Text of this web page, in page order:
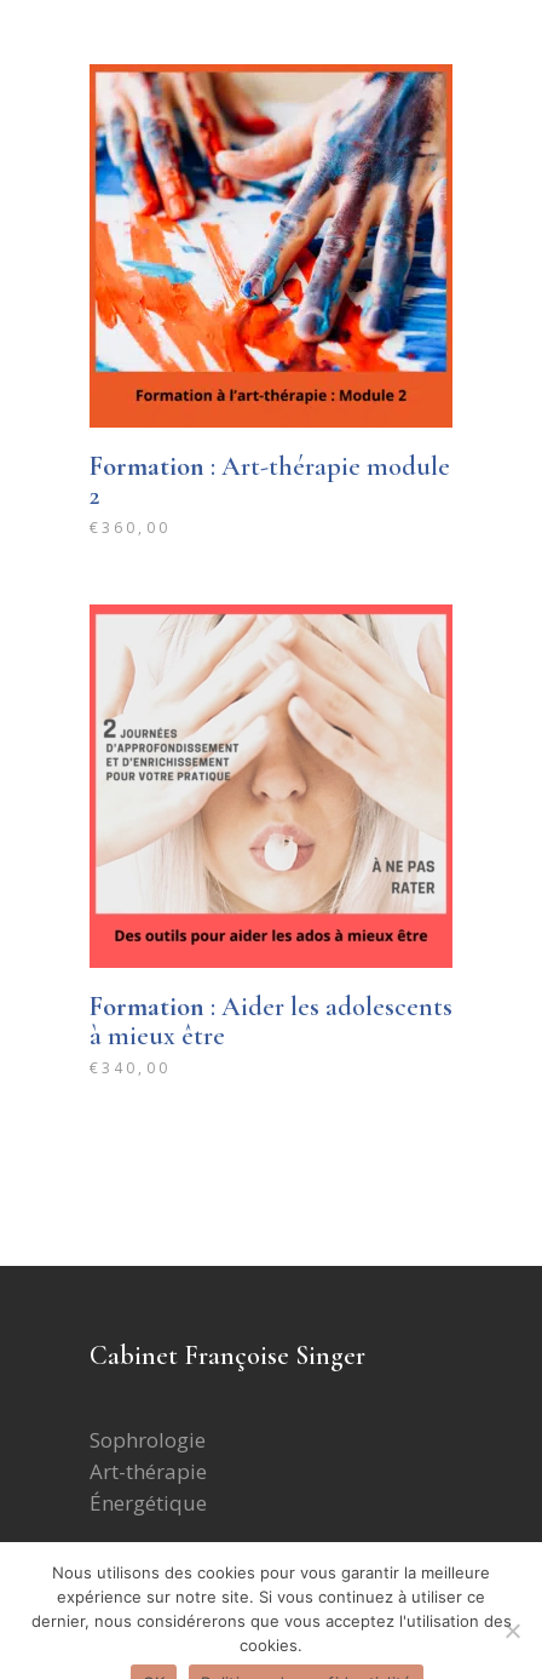
Formation : Art-thérapie module
2
€360,00
Formation : Aider les adolescents
à mieux être
€340,00
Cabinet Françoise Singer
Sophrologie
Art-thérapie
Énergétique
Formations
Aider les adolescents
Nous utilisons des cookies pour vous garantir la meilleure
expérience sur notre site. Si vous continuez à utiliser ce
dernier, nous considérerons que vous acceptez l'utilisation des
cookies.